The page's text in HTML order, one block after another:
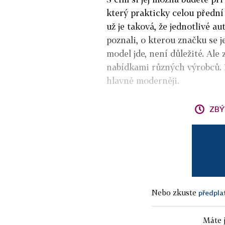
který prakticky celou přední
už je taková, že jednotlivé
poznali, o kterou značku se
model jde, není důležité.
nabídkami různých výrobců.
hlavně moderněji.
Nebo zkuste
Máte